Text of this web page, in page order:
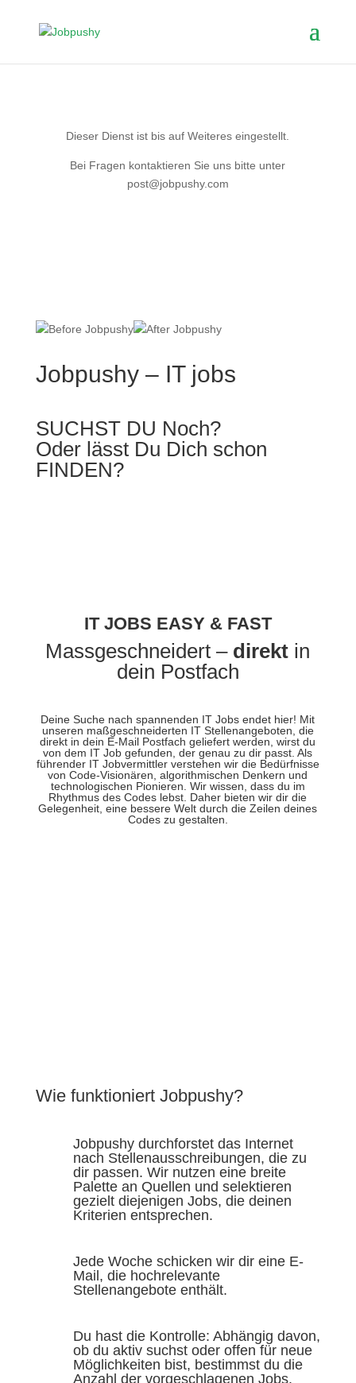
Dieser Dienst ist bis auf Weiteres eingestellt.
Bei Fragen kontaktieren Sie uns bitte unter
post@jobpushy.com
Jobpushy – IT jobs
SUCHST DU Noch?
Oder lässt Du Dich schon
FINDEN?
IT JOBS EASY & FAST
Massgeschneidert – direkt in
dein Postfach
Deine Suche nach spannenden IT Jobs endet hier! Mit
unseren maßgeschneiderten IT Stellenangeboten, die
direkt in dein E-Mail Postfach geliefert werden, wirst du
von dem IT Job gefunden, der genau zu dir passt. Als
führender IT Jobvermittler verstehen wir die Bedürfnisse
von Code-Visionären, algorithmischen Denkern und
technologischen Pionieren. Wir wissen, dass du im
Rhythmus des Codes lebst. Daher bieten wir dir die
Gelegenheit, eine bessere Welt durch die Zeilen deines
Codes zu gestalten.
Wie funktioniert Jobpushy?
Jobpushy durchforstet das Internet
nach Stellenausschreibungen, die zu
dir passen. Wir nutzen eine breite
Palette an Quellen und selektieren
gezielt diejenigen Jobs, die deinen
Kriterien entsprechen.
Jede Woche schicken wir dir eine E-
Mail, die hochrelevante
Stellenangebote enthält.
Du hast die Kontrolle: Abhängig davon,
ob du aktiv suchst oder offen für neue
Möglichkeiten bist, bestimmst du die
Anzahl der vorgeschlagenen Jobs.